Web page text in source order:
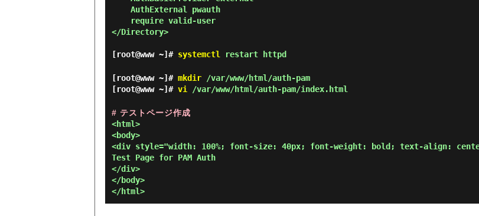
</Directory>
[root@www ~]# systemctl restart httpd
[root@www ~]# mkdir /var/www/html/auth-pam
[root@www ~]# vi /var/www/html/auth-pam/index.html
# テストページ作成
<html>
<body>
<div style="width: 100%; font-size: 40px; font-weight: bold; text-align:
Test Page for PAM Auth
</div>
</body>